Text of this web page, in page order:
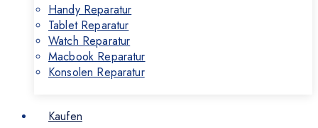
Handy Reparatur
Tablet Reparatur
Watch Reparatur
Macbook Reparatur
Konsolen Reparatur
Kaufen